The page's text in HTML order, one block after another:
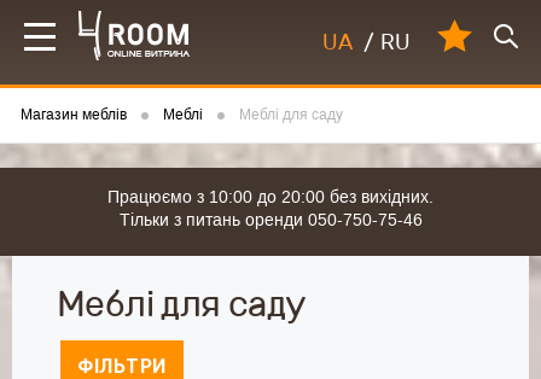
UA / RU
Магазин меблів Меблі Меблі для саду
Працюємо з 10:00 до 20:00 без вихідних.
Тільки з питань оренди 050-750-75-46
Меблі для саду
ФІЛЬТРИ